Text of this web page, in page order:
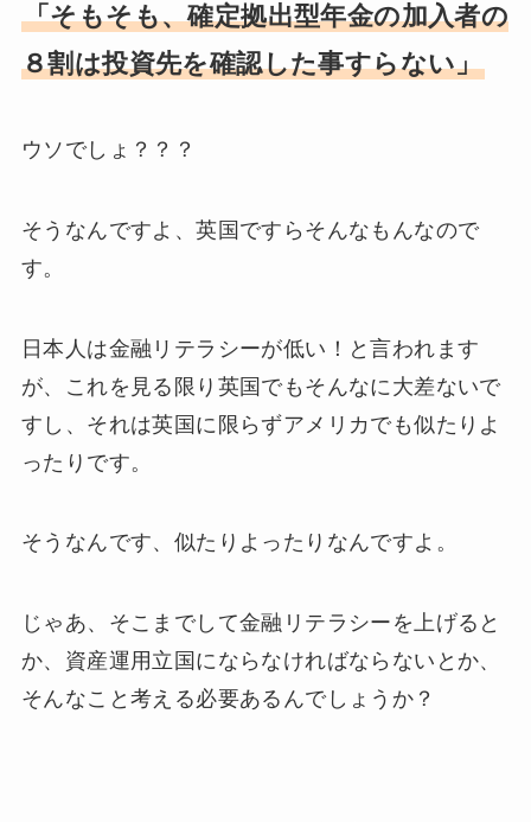
「そもそも、確定拠出型年金の加入者の
８割は投資先を確認した事すらない」
ウソでしょ？？？
そうなんですよ、英国ですらそんなもんなので
す。
日本人は金融リテラシーが低い！と言われます
が、これを見る限り英国でもそんなに大差ないで
すし、それは英国に限らずアメリカでも似たりよ
ったりです。
そうなんです、似たりよったりなんですよ。
じゃあ、そこまでして金融リテラシーを上げると
か、資産運用立国にならなければならないとか、
そんなこと考える必要あるんでしょうか？